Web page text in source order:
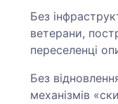
Без
ветерани,
переселенці
Без
механізмів